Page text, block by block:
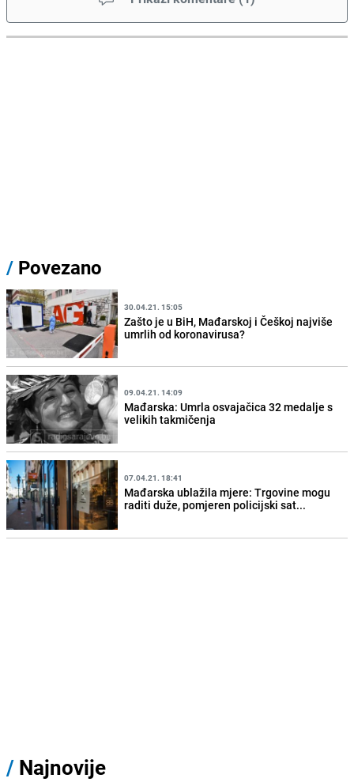
/ Povezano
30.04.21. 15:05
Zašto je u BiH, Mađarskoj i Češkoj najviše
umrlih od koronavirusa?
09.04.21. 14:09
Mađarska: Umrla osvajačica 32 medalje s
velikih takmičenja
07.04.21. 18:41
Mađarska ublažila mjere: Trgovine mogu
raditi duže, pomjeren policijski sat...
/ Najnovije